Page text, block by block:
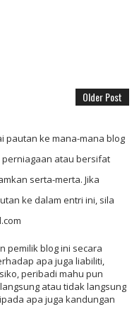
Older Post
pautan ke mana-mana blog
atau bersifat
serta-merta. Jika
ke dalam entri ini, sila
pemilik blog ini secara
apa juga liabiliti,
peribadi mahu pun
atau tidak langsung
apa juga kandungan